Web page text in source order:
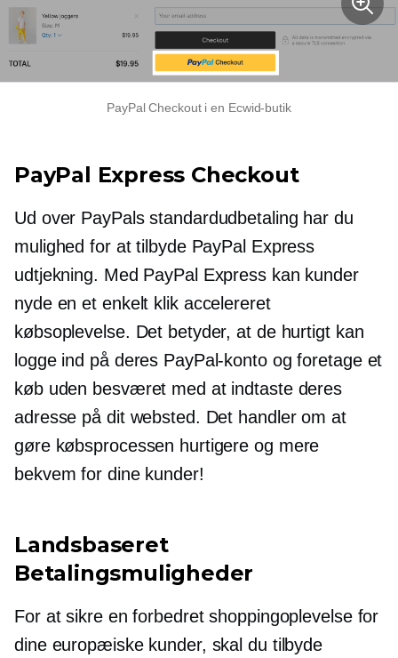
PayPal Checkout i en Ecwid-butik
PayPal Express Checkout
Ud over PayPals standardudbetaling har du
mulighed for at tilbyde PayPal Express
udtjekning. Med PayPal Express kan kunder
nyde enet enkelt klikaccelereret
købsoplevelse. Det betyder, at de hurtigt kan
logge ind på deres PayPal-konto og foretage et
køb uden besværet med at indtaste deres
adresse på dit websted. Det handler om at
gøre købsprocessen hurtigere og mere
bekvem for dine kunder!
Landsbaseret
Betalingsmuligheder
For at sikre en forbedret shoppingoplevelse for
dine europæiske kunder, skal du tilbyde